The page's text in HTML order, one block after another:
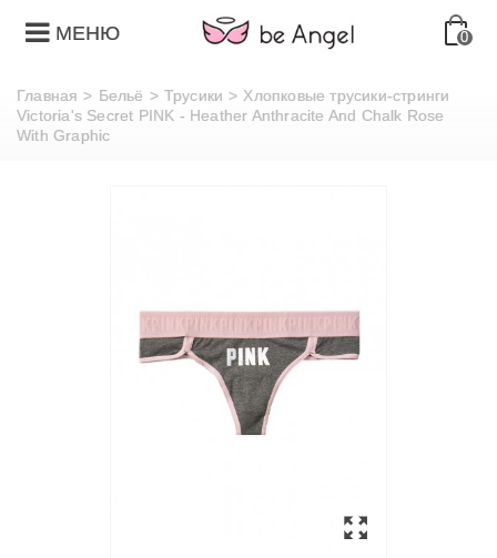
МЕНЮ 0
Главная > Бельё > Трусики > Хлопковые трусики-стринги
Victoria's Secret PINK - Heather Anthracite And Chalk Rose
With Graphic